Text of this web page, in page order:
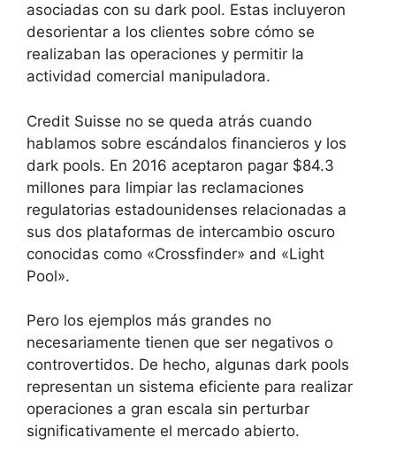
asociadas con su dark pool. Estas incluyeron
desorientar a los clientes sobre cómo se
realizaban las operaciones y permitir la
actividad comercial manipuladora.
Credit Suisse no se queda atrás cuando
hablamos sobre escándalos financieros y los
dark pools. En 2016 aceptaron pagar $84.3
millones para limpiar las reclamaciones
regulatorias estadounidenses relacionadas a
sus dos plataformas de intercambio oscuro
conocidas como «Crossfinder» and «Light
Pool».
Pero los ejemplos más grandes no
necesariamente tienen que ser negativos o
controvertidos. De hecho, algunas dark pools
representan un sistema eficiente para realizar
operaciones a gran escala sin perturbar
significativamente el mercado abierto.